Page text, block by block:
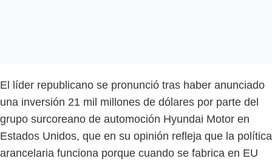
El líder republicano se pronunció tras haber anunciado
una inversión 21 mil millones de dólares por parte del
grupo surcoreano de automoción Hyundai Motor en
Estados Unidos, que en su opinión refleja que la política
arancelaria funciona porque cuando se fabrica en EU